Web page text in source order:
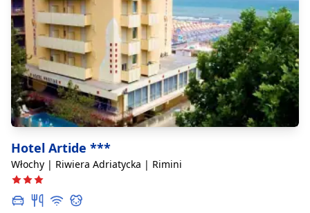
Hotel Artide ***
Włochy | Riwiera Adriatycka | Rimini